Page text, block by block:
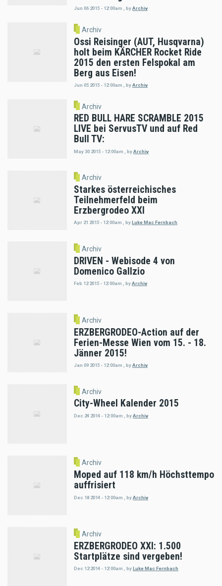
Jun 06 2015 - 12:00am , byArchiv
Archiv
Ossi Reisinger (AUT, Husqvarna)
holt beim KÄRCHER Rocket Ride
2015 den ersten Felspokal am
Berg aus Eisen!
Jun 05 2015 - 12:00am byArchiv
Archiv
RED BULL HARE SCRAMBLE 2015
LIVE bei ServusTV und auf Red
Bull TV:
May 30 2015 - 12:00am byArchiv
Archiv
Starkes österreichisches
Teilnehmerfeld beim
Erzbergrodeo XXI
Apr 21 2015 - 12:00am , by Luke Mac Fernbach
Archiv
DRIVEN - Webisode 4 von
Domenico Gallzio
Feb 12 2015 - 12:00am , byArchiv
Archiv
ERZBERGRODEO-Action auf der
Ferien-Messe Wien vom 15. - 18.
Jänner 2015!
Jan 09 2015 - 12:00am byArchiv
Archiv
City-Wheel Kalender 2015
Dec 24 2014 - 12:00am byArchiv
Archiv
Moped auf 118 km/h Höchsttempo
auffrisiert
Dec 18 2014 - 12:00am byArchiv
Archiv
ERZBERGRODEO XXI: 1.500
Startplätze sind vergeben!
Dec 12 2014 - 12:00am , by Luke Mac Fernbach